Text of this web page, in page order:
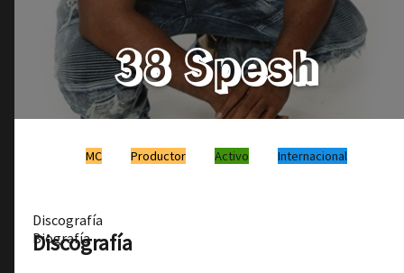
38 Spesh
MC Productor Activo Internacional
Discografía
Biografía
Discografía